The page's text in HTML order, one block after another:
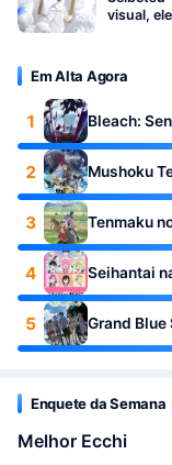
visual,
Em Alta Agora
1 Bleach:
2 Mushoku
3 Tenmaku
4 Seihantai
5 Grand Blue
Enquete da Semana
Melhor Ecchi